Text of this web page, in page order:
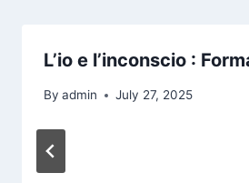
L’io e l’inconscio :
By admin July 27, 2025